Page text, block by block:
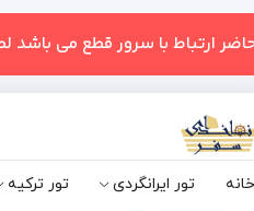
ارتباط با سرور قطع می باشد
خانه تور ایرانگردی تور ترکیه